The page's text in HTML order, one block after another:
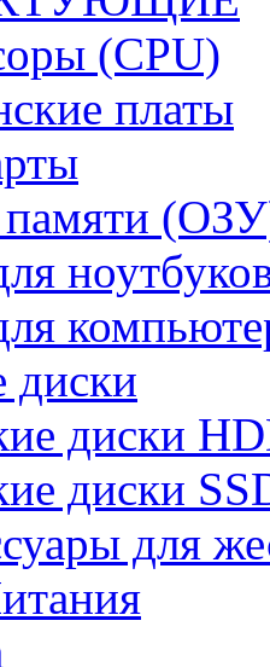
(CPU)
платы
диски
диски
диски
для